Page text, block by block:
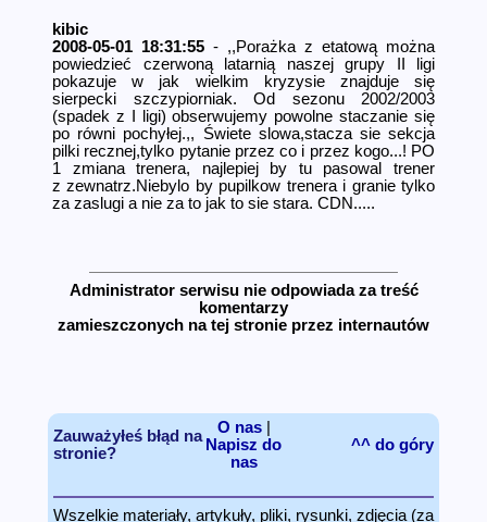
kibic
2008-05-01 18:31:55 - ,,Porażka z etatową można
powiedzieć czerwoną latarnią naszej grupy II ligi
pokazuje w jak wielkim kryzysie znajduje się
sierpecki szczypiorniak. Od sezonu 2002/2003
(spadek z I ligi) obserwujemy powolne staczanie się
po równi pochyłej.,, Świete slowa,stacza sie sekcja
pilki recznej,tylko pytanie przez co i przez kogo...! PO
1 zmiana trene­ra, najlepiej by tu pasowal trener
z zewnatrz.Nie­bylo by pupilkow trenera i granie tylko
za zaslugi a nie za to jak to sie stara. CDN.....
Administrator serwisu nie odpowiada za treść
komentarzy
zamieszczonych na tej stronie przez internautów
Zauważyłeś błąd na
stronie?
O nas|
Napisz do
nas
^^ do góry
Wszelkie materiały, artykuły, pliki, rysunki, zdjęcia (za